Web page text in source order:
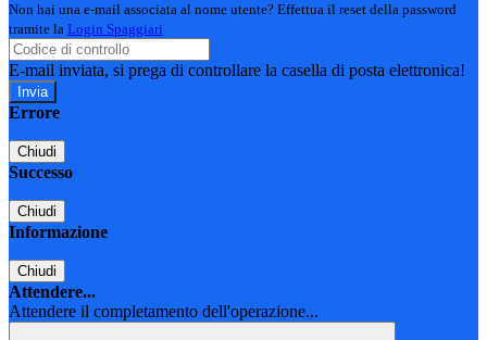
Non hai una e-mail associata al nome utente? Effettua il reset della password
tramite la Login Spaggiari
E-mail inviata, si prega di controllare la casella di posta elettronica!
Errore
Chiudi
Successo
Chiudi
Informazione
Chiudi
Attendere...
Attendere il completamento dell'operazione...